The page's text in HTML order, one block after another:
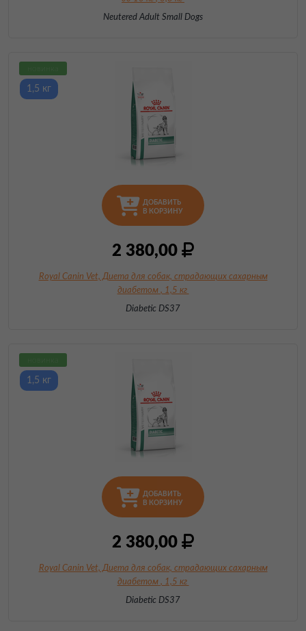
Neutered Adult Small Dogs
ДОБАВИТЬ
В КОРЗИНУ
2 380,00
1,5 кг
Royal Canin Vet, Диета для собак, страдающих сахарным
диабетом , 1,5 кг
Diabetic DS37
ДОБАВИТЬ
В КОРЗИНУ
2 380,00
1,5 кг
Royal Canin Vet, Диета для собак, страдающих сахарным
диабетом , 1,5 кг
Diabetic DS37